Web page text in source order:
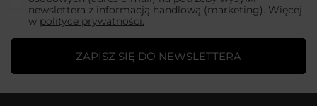
newslettera z informacją handlową (marketing). Więcej
w polityce prywatności.
ZAPISZ SIĘ DO NEWSLETTERA